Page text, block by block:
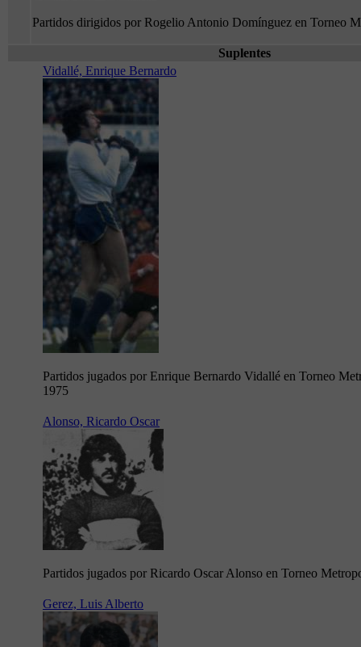
Partidos dirigidos por Rogelio Antonio Domínguez en Torneo
Suplentes
Vidallé, Enrique Bernardo
Partidos jugados por Enrique Bernardo Vidallé en Torneo
1975
Alonso, Ricardo Oscar
Partidos jugados por Ricardo Oscar Alonso en Torneo
Gerez, Luis Alberto